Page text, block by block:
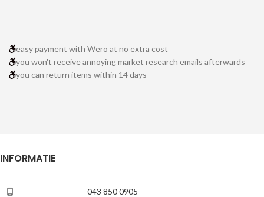
easy payment with Wero at no extra cost
you won't receive annoying market research emails afterwards
you can return items within 14 days
INFORMATIE
043 850 0905